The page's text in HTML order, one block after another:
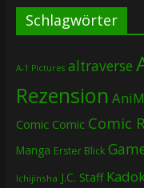
Schlagwörter
A-1 Pictures altraverse
Rezension
Comic Comic Comic
Manga Erster Blick
Ichijinsha J.C. Staff